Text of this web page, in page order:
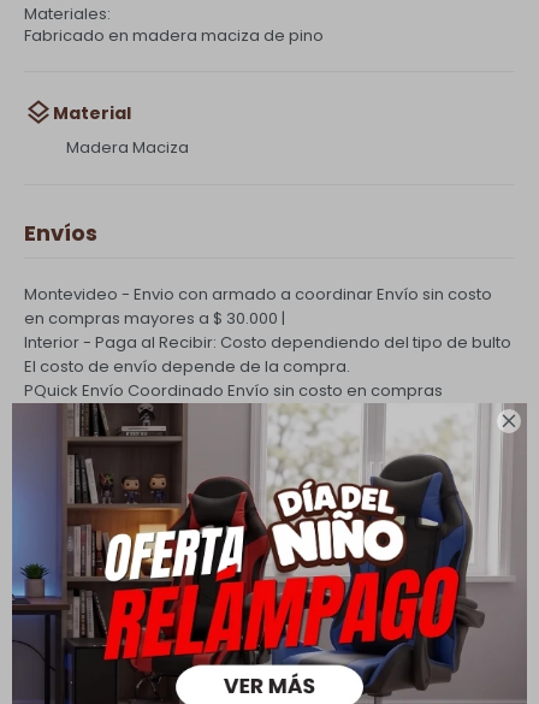

Materiales:
Fabricado en madera maciza de pino
Material
Madera Maciza
Envíos
Montevideo - Envio con armado a coordinarEnvío sin costo
en compras mayores a $ 30.000 |
Interior - Paga al Recibir: Costo dependiendo del tipo de bulto
El costo de envío depende de la compra.
PQuick Envío Coordinado Envío sin costo en compras
mayores a $ 30.000 |
Cambios y Devoluciones
Todas las compras realizadas tienen un plazo de 5 días para
su cambio.
Ver mas
Medios de pago